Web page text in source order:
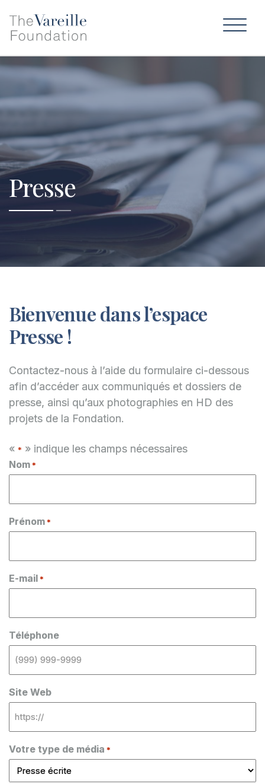
Presse
Bienvenue dans l’espace
Presse !
Contactez-nous à l’aide du formulaire ci-dessous
afin d’accéder aux communiqués et dossiers de
presse, ainsi qu’aux photographies en HD des
projets de la Fondation.
« * » indique les champs nécessaires
Nom *
Prénom *
E-mail *
Téléphone
Site Web
Votre type de média *